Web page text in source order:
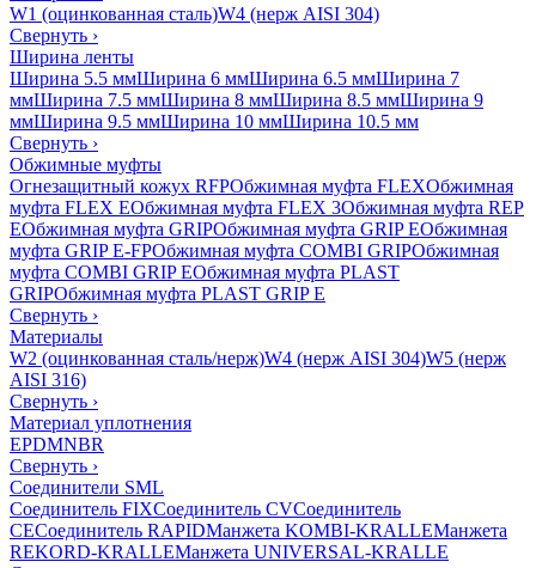
W1 (оцинкованная сталь)W4 (нерж AISI 304)
Свернуть ›
Ширина ленты
Ширина 5.5 ммШирина 6 ммШирина 6.5 ммШирина 7
ммШирина 7.5 ммШирина 8 ммШирина 8.5 ммШирина 9
ммШирина 9.5 ммШирина 10 ммШирина 10.5 мм
Свернуть ›
Обжимные муфты
Огнезащитный кожух RFPОбжимная муфта FLEXОбжимная
муфта FLEX EОбжимная муфта FLEX 3Обжимная муфта REP
EОбжимная муфта GRIPОбжимная муфта GRIP EОбжимная
муфта GRIP E-FPОбжимная муфта COMBI GRIPОбжимная
муфта COMBI GRIP EОбжимная муфта PLAST
GRIPОбжимная муфта PLAST GRIP E
Свернуть ›
Материалы
W2 (оцинкованная сталь/нерж)W4 (нерж AISI 304)W5 (нерж
AISI 316)
Свернуть ›
Материал уплотнения
EPDMNBR
Свернуть ›
Соединители SML
Соединитель FIXСоединитель CVСоединитель
CEСоединитель RAPIDМанжета KOMBI-KRALLEМанжета
REKORD-KRALLEМанжета UNIVERSAL-KRALLE